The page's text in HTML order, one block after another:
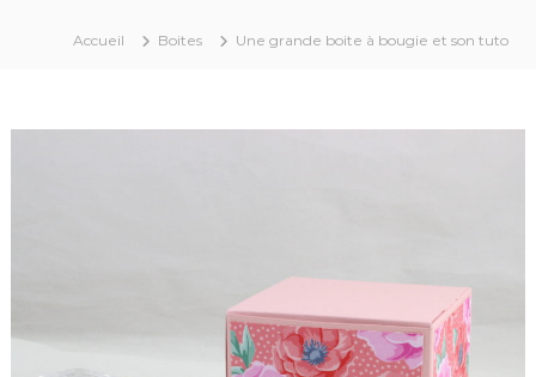
Accueil Boites Une grande boite à bougie et son tuto